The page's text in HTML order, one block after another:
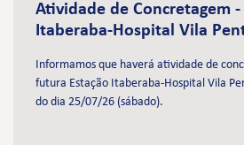
Atividade de Concretagem -
Itaberaba-Hospital Vila
Informamos que haverá atividade de
futura Estação Itaberaba-Hospital Vila
do dia 25/07/26 (sábado).